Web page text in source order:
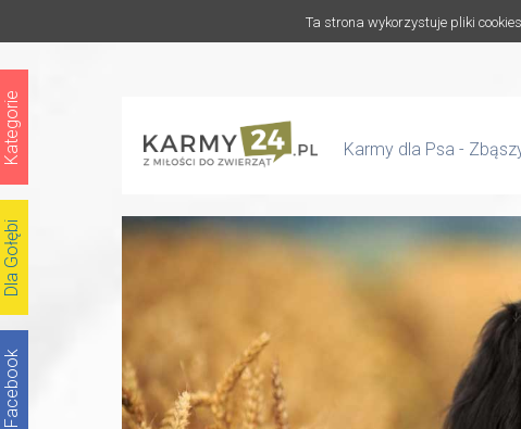
Ta strona wykorzystuje pliki
Karmy dla Psa -
Facebook
Dla Gołębi
Kategorie